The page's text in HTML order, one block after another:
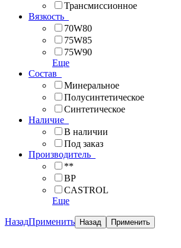
Трансмиссионное
Вязкость
70W80
75W85
75W90
Еще
Состав
Минеральное
Полусинтетическое
Синтетическое
Наличие
В наличии
Под заказ
Производитель
**
BP
CASTROL
Еще
НазадПрименить